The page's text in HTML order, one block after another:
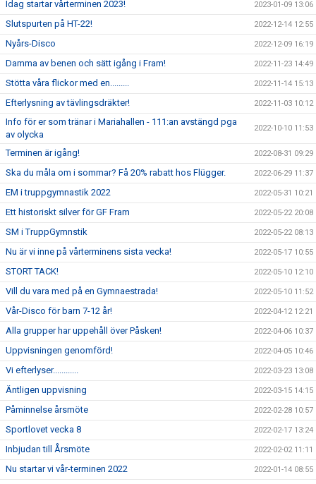
Idag startar vårterminen 2023! 2023-01-09 13:06
Slutspurten på HT-22! 2022-12-14 12:55
Nyårs-Disco 2022-12-09 16:19
Damma av benen och sätt igång i Fram! 2022-11-23 14:49
Stötta våra flickor med en......... 2022-11-14 15:13
Efterlysning av tävlingsdräkter! 2022-11-03 10:12
Info för er som tränar i Mariahallen - 111:an avstängd pga
av olycka
2022-10-10 11:53
Terminen är igång! 2022-08-31 09:29
Ska du måla om i sommar? Få 20% rabatt hos Flügger. 2022-06-29 11:37
EM i truppgymnastik 2022 2022-05-31 10:21
Ett historiskt silver för GF Fram 2022-05-22 20:08
SM i TruppGymnstik 2022-05-22 08:13
Nu är vi inne på vårterminens sista vecka! 2022-05-17 10:55
STORT TACK! 2022-05-10 12:10
Vill du vara med på en Gymnaestrada! 2022-05-10 11:52
Vår-Disco för barn 7-12 år! 2022-04-12 12:21
Alla grupper har uppehåll över Påsken! 2022-04-06 10:37
Uppvisningen genomförd! 2022-04-05 10:46
Vi efterlyser............ 2022-03-23 13:08
Äntligen uppvisning 2022-03-15 14:15
Påminnelse årsmöte 2022-02-28 10:57
Sportlovet vecka 8 2022-02-17 13:24
Inbjudan till Årsmöte 2022-02-02 11:11
Nu startar vi vår-terminen 2022 2022-01-14 08:55